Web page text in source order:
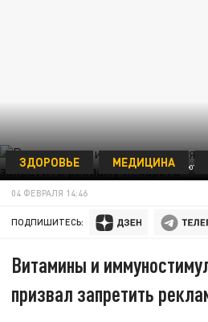
ФОТО:
ЗДОРОВЬЕ МЕДИЦИНА
04 ФЕВРАЛЯ 14:46
ПОДПИШИТЕСЬ:
Витамины и
призвал запретить